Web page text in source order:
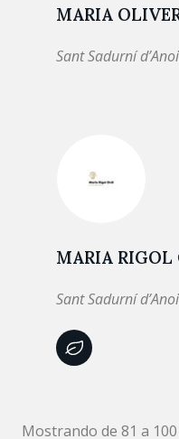
MARIA
Sant Sadurní
MARIA RIGOL
Sant Sadurní
Mostrando de 81 a